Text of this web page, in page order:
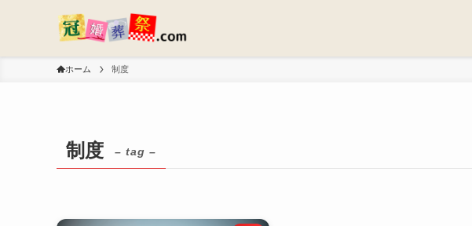
ホーム 制度
制度 – tag –